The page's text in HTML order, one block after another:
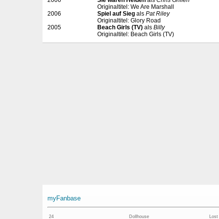
Originaltitel: We Are Marshall
2006
Spiel auf Sieg als Pat Riley
Originaltitel: Glory Road
2005
Beach Girls (TV) als Billy
Originaltitel: Beach Girls (TV)
myFanbase
24
Dollhouse
Lost